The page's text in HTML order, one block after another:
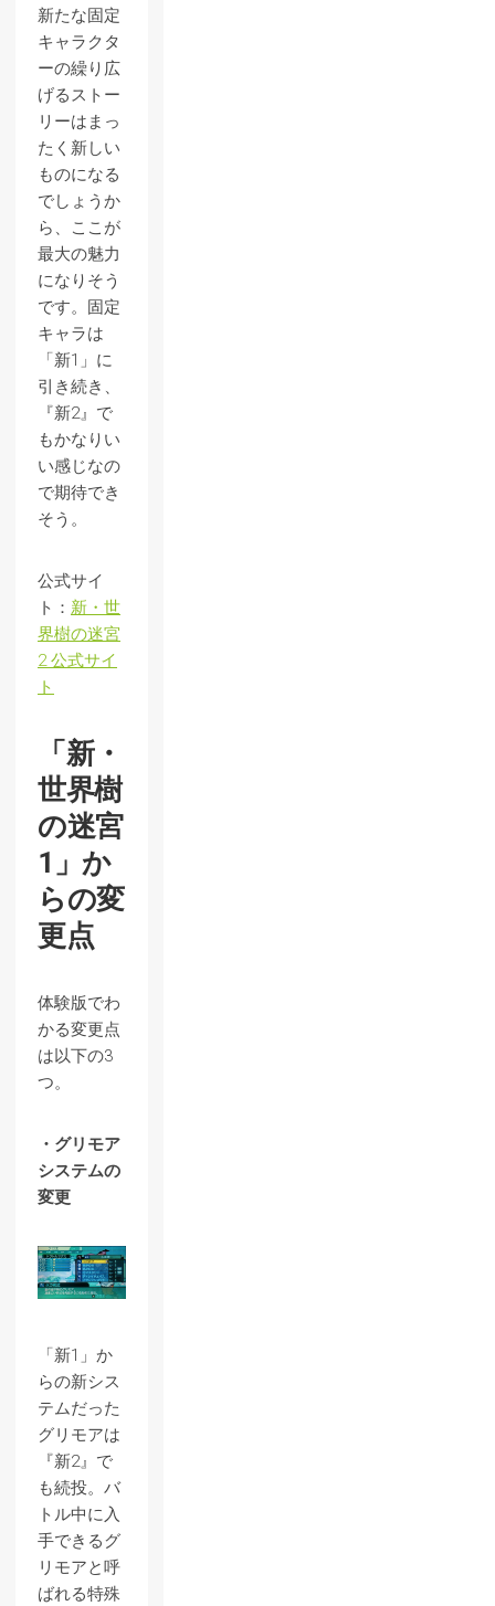
新たな固定
キャラクタ
ーの繰り広
げるストー
リーはまっ
たく新しい
ものになる
でしょうか
ら、ここが
最大の魅力
になりそう
です。固定
キャラは
「新1」に
引き続き、
『新2』で
もかなりい
い感じなの
で期待でき
そう。
公式サイ
ト： 新・世
界樹の迷宮
2 公式サイ
ト
「新・
世界樹
の迷宮
1」か
らの変
更点
体験版でわ
かる変更点
は以下の3
つ。
・グリモア
システムの
変更
「新1」か
らの新シス
テムだった
グリモアは
『新2』で
も続投。バ
トル中に入
手できるグ
リモアと呼
ばれる特殊